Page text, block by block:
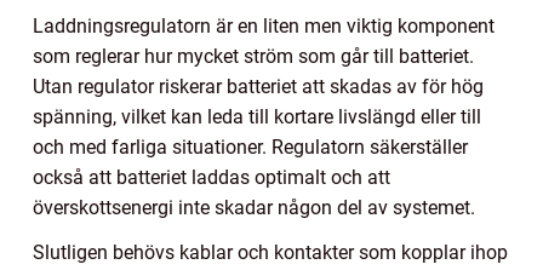
Laddningsregulatorn är en liten men viktig komponent
som reglerar hur mycket ström som går till batteriet.
Utan regulator riskerar batteriet att skadas av för hög
spänning, vilket kan leda till kortare livslängd eller till
och med farliga situationer. Regulatorn säkerställer
också att batteriet laddas optimalt och att
överskottsenergi inte skadar någon del av systemet.
Slutligen behövs kablar och kontakter som kopplar ihop